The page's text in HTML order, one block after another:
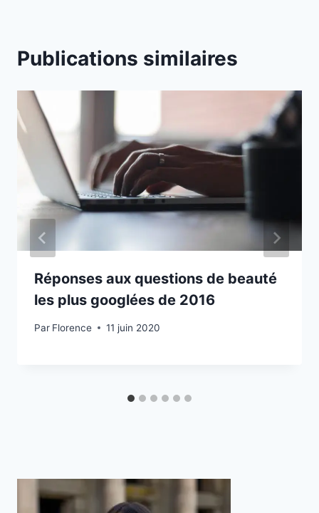
Publications similaires
Réponses aux questions de beauté
les plus googlées de 2016
Par Florence 11 juin 2020